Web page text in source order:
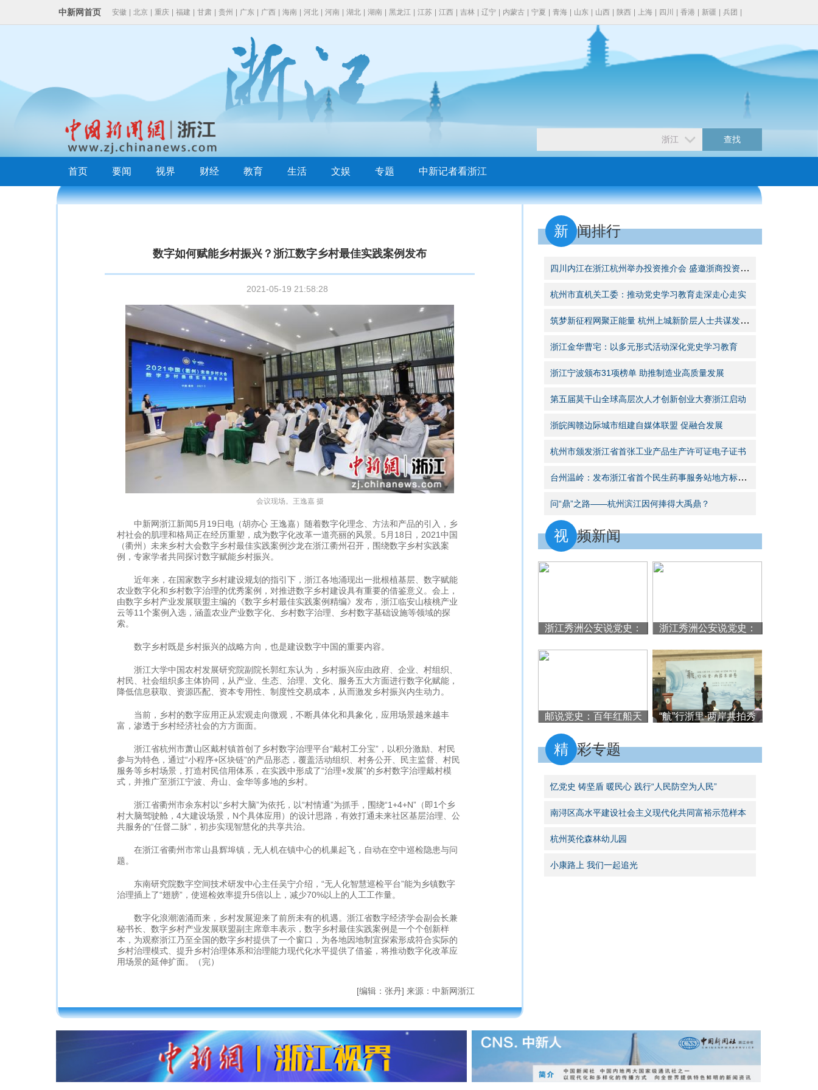
中新网首页 安徽 北京 重庆 福建 甘肃 贵州 广东 广西 海南 河北 河南 湖北 湖南 黑龙江 江苏 江西 吉林 辽宁 内蒙古 宁夏 青海 山东 山西 陕西 上海 四川 香港 新疆 兵团
首页 要闻 视界 财经 教育 生活 文娱 专题 中新记者看浙江
数字如何赋能乡村振兴？浙江数字乡村最佳实践案例发布
2021-05-19 21:58:28
会议现场。王逸嘉 摄
中新网浙江新闻5月19日电（胡亦心 王逸嘉）随着数字化理念、方法和产品的引入，乡
村社会的肌理和格局正在经历重塑，成为数字化改革一道亮丽的风景。5月18日，2021中国
（衢州）未来乡村大会数字乡村最佳实践案例沙龙在浙江衢州召开，围绕数字乡村实践案
例，专家学者共同探讨数字赋能乡村振兴。
近年来，在国家数字乡村建设规划的指引下，浙江各地涌现出一批根植基层、数字赋能
农业数字化和乡村数字治理的优秀案例，对推进数字乡村建设具有重要的借鉴意义。会上，
由数字乡村产业发展联盟主编的《数字乡村最佳实践案例精编》发布，浙江临安山核桃产业
云等11个案例入选，涵盖农业产业数字化、乡村数字治理、乡村数字基础设施等领域的探
索。
数字乡村既是乡村振兴的战略方向，也是建设数字中国的重要内容。
浙江大学中国农村发展研究院副院长郭红东认为，乡村振兴应由政府、企业、村组织、
村民、社会组织多主体协同，从产业、生态、治理、文化、服务五大方面进行数字化赋能，
降低信息获取、资源匹配、资本专用性、制度性交易成本，从而激发乡村振兴内生动力。
当前，乡村的数字应用正从宏观走向微观，不断具体化和具象化，应用场景越来越丰
富，渗透于乡村经济社会的方方面面。
浙江省杭州市萧山区戴村镇首创了乡村数字治理平台“戴村工分宝”，以积分激励、村民
参与为特色，通过“小程序+区块链”的产品形态，覆盖活动组织、村务公开、民主监督、村民
服务等乡村场景，打造村民信用体系，在实践中形成了“治理+发展”的乡村数字治理戴村模
式，并推广至浙江宁波、舟山、金华等多地的乡村。
浙江省衢州市余东村以“乡村大脑”为依托，以“村情通”为抓手，围绕“1+4+N”（即1个乡
村大脑驾驶舱，4大建设场景，N个具体应用）的设计思路，有效打通未来社区基层治理、公
共服务的“任督二脉”，初步实现智慧化的共享共治。
在浙江省衢州市常山县辉埠镇，无人机在镇中心的机巢起飞，自动在空中巡检隐患与问
题。
东南研究院数字空间技术研发中心主任吴宁介绍，“无人化智慧巡检平台”能为乡镇数字
治理插上了“翅膀”，使巡检效率提升5倍以上，减少70%以上的人工工作量。
数字化浪潮汹涌而来，乡村发展迎来了前所未有的机遇。浙江省数字经济学会副会长兼
秘书长、数字乡村产业发展联盟副主席章丰表示，数字乡村最佳实践案例是一个个创新样
本，为观察浙江乃至全国的数字乡村提供了一个窗口，为各地因地制宜探索形成符合实际的
乡村治理模式、提升乡村治理体系和治理能力现代化水平提供了借鉴，将推动数字化改革应
用场景的延伸扩面。（完）
[编辑：张丹] 来源：中新网浙江
新 闻排行
四川内江在浙江杭州举办投资推介会 盛邀浙商投资兴业
杭州市直机关工委：推动党史学习教育走深走心走实
筑梦新征程网聚正能量 杭州上城新阶层人士共谋发展路
浙江金华曹宅：以多元形式活动深化党史学习教育
浙江宁波颁布31项榜单 助推制造业高质量发展
第五届莫干山全球高层次人才创新创业大赛浙江启动
浙皖闽赣边际城市组建自媒体联盟 促融合发展
杭州市颁发浙江省首张工业产品生产许可证电子证书
台州温岭：发布浙江省首个民生药事服务站地方标准规范
问“鼎”之路——杭州滨江因何捧得大禹鼎？
视 频新闻
浙江秀洲公安说党史：
浙江秀洲公安说党史：
纪念馆
邮说党史：百年红船天
“航”行浙里·两岸共拍秀
精 彩专题
忆党史 铸坚盾 暖民心 践行“人民防空为人民”
南浔区高水平建设社会主义现代化共同富裕示范样本
杭州英伦森林幼儿园
小康路上 我们一起追光